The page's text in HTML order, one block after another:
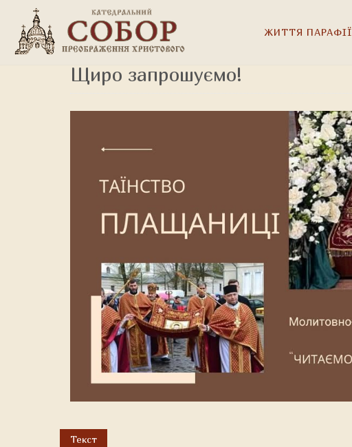
ЖИТТЯ ПАРАФІЇ
Щиро запрошуємо!
Текст